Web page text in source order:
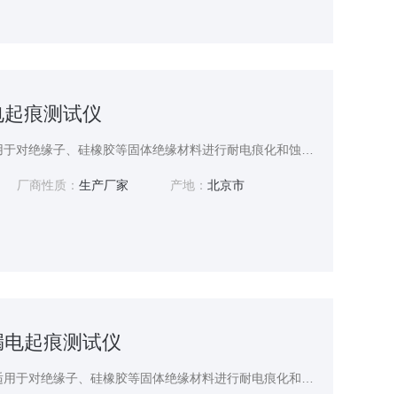
痕测试仪
厂商性质： 生产厂家 产地：北京市
起痕测试仪